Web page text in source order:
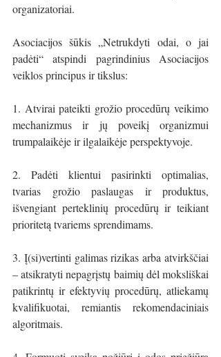
organizatoriai.
Asociacijos šūkis „Netrukdyti odai, o jai
padėti“ atspindi pagrindinius Asociacijos
veiklos principus ir tikslus:
1. Atvirai pateikti grožio procedūrų veikimo
mechanizmus ir jų poveikį organizmui
trumpalaikėje ir ilgalaikėje perspektyvoje.
2. Padėti klientui pasirinkti optimalias,
tvarias grožio paslaugas ir produktus,
išvengiant perteklinių procedūrų ir teikiant
prioritetą tvariems sprendimams.
3. Į(si)vertinti galimas rizikas arba atvirkščiai
– atsikratyti nepagrįstų baimių dėl moksliškai
patikrintų ir efektyvių procedūrų, atliekamų
kvalifikuotai, remiantis rekomendaciniais
algoritmais.